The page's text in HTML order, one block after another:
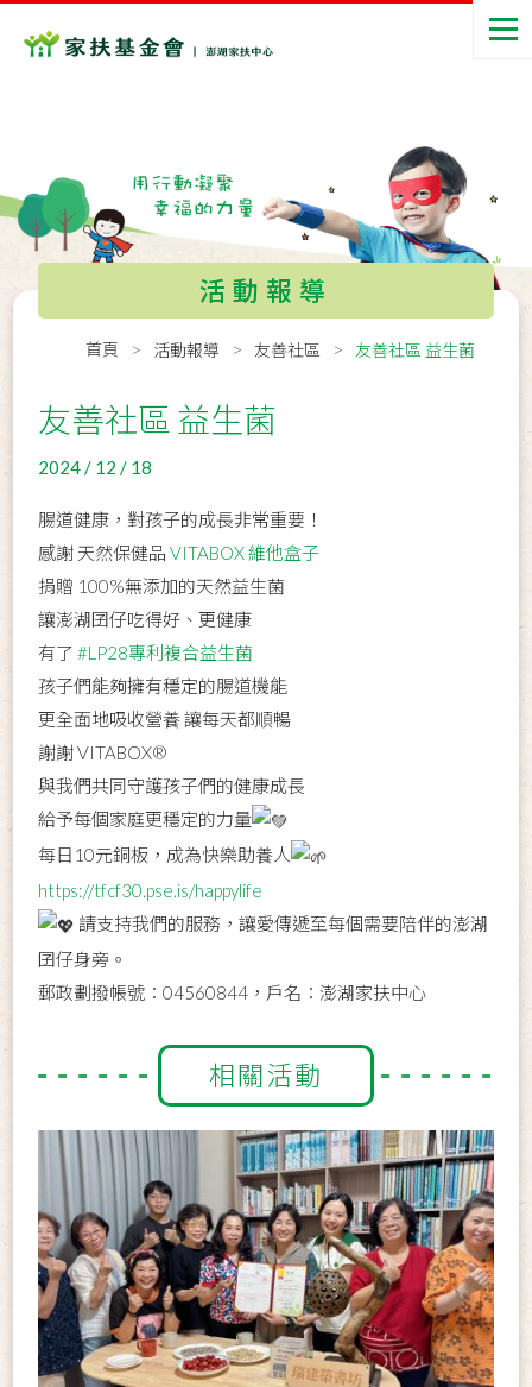
活動報導
首頁 活動報導 友善社區 友善社區 益生菌
友善社區 益生菌
2024 / 12 / 18
腸道健康，對孩子的成長非常重要！
感謝 天然保健品VITABOX 維他盒子
捐贈 100%無添加的天然益生菌
讓澎湖囝仔吃得好、更健康
有了#LP28專利複合益生菌
孩子們能夠擁有穩定的腸道機能
更全面地吸收營養 讓每天都順暢
謝謝 VITABOX®
與我們共同守護孩子們的健康成長
給予每個家庭更穩定的力量
每日10元銅板，成為快樂助養人
https://tfcf30.pse.is/happylife
請支持我們的服務，讓愛傳遞至每個需要陪伴的澎湖
囝仔身旁。
郵政劃撥帳號：04560844，戶名：澎湖家扶中心
相關活動